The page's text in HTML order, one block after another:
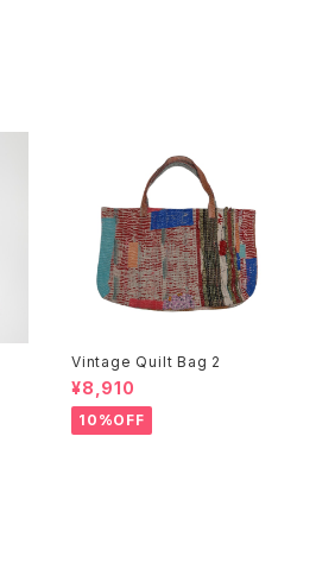
Vintage Quilt Bag 2
¥8,910
10%OFF